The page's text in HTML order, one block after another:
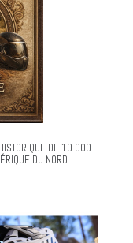
DE 10 000
DU NORD